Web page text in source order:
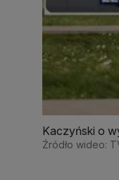
Kaczyński o
Źródło wideo: